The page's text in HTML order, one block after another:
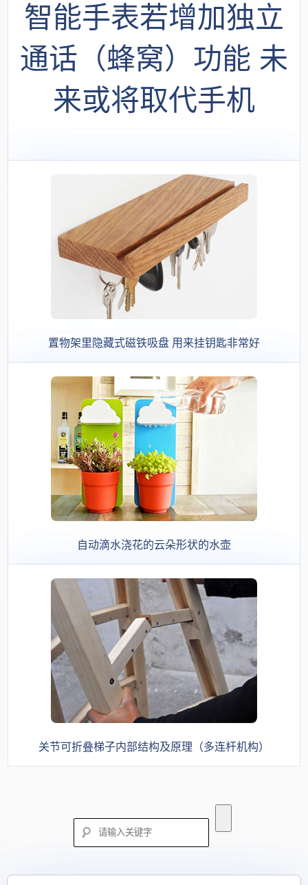
智能手表若增加独立
通话（蜂窝）功能 未
来或将取代手机
置物架里隐藏式磁铁吸盘 用来挂钥匙非常好
自动滴水浇花的云朵形状的水壶
关节可折叠梯子内部结构及原理（多连杆机构）